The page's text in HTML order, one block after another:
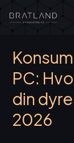
PC:
din
2026